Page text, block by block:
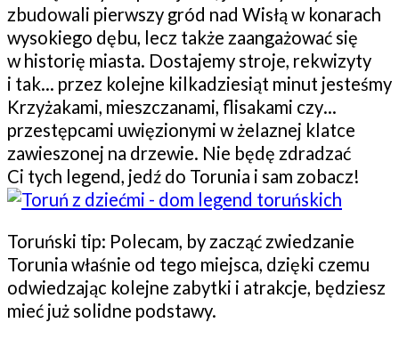
zbudowali pierwszy gród nad Wisłą w konarach
wysokiego dębu, lecz także zaangażować się
w historię miasta. Dostajemy stroje, rekwizyty
i tak… przez kolejne kilkadziesiąt minut jesteśmy
Krzyżakami, mieszczanami, flisakami czy…
przestępcami uwięzionymi w żelaznej klatce
zawieszonej na drzewie. Nie będę zdradzać
Ci tych legend, jedź do Torunia i sam zobacz!
Toruński tip: Polecam, by zacząć zwiedzanie
Torunia właśnie od tego miejsca, dzięki czemu
odwiedzając kolejne zabytki i atrakcje, będziesz
mieć już solidne podstawy.